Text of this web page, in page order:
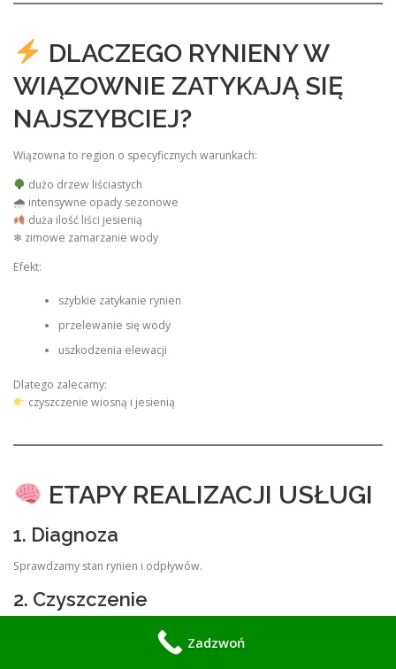
DLACZEGO RYNIENY W
WIĄZOWNIE ZATYKAJĄ SIĘ
NAJSZYBCIEJ?
Wiązowna to region o specyficznych warunkach:
dużo drzew liściastych
🌧 intensywne opady sezonowe
duża ilość liści jesienią
❄ zimowe zamarzanie wody
Efekt:
szybkie zatykanie rynien
przelewanie się wody
uszkodzenia elewacji
Dlatego zalecamy:
czyszczenie wiosną i jesienią
ETAPY REALIZACJI USŁUGI
1. Diagnoza
Sprawdzamy stan rynien i odpływów.
2. Czyszczenie
Usuwamy wszystkie zanieczyszczenia.
Zadzwoń